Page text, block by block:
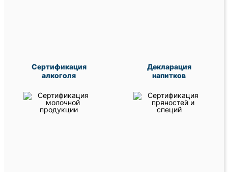
Сертификация
алкоголя
Декларация
напитков